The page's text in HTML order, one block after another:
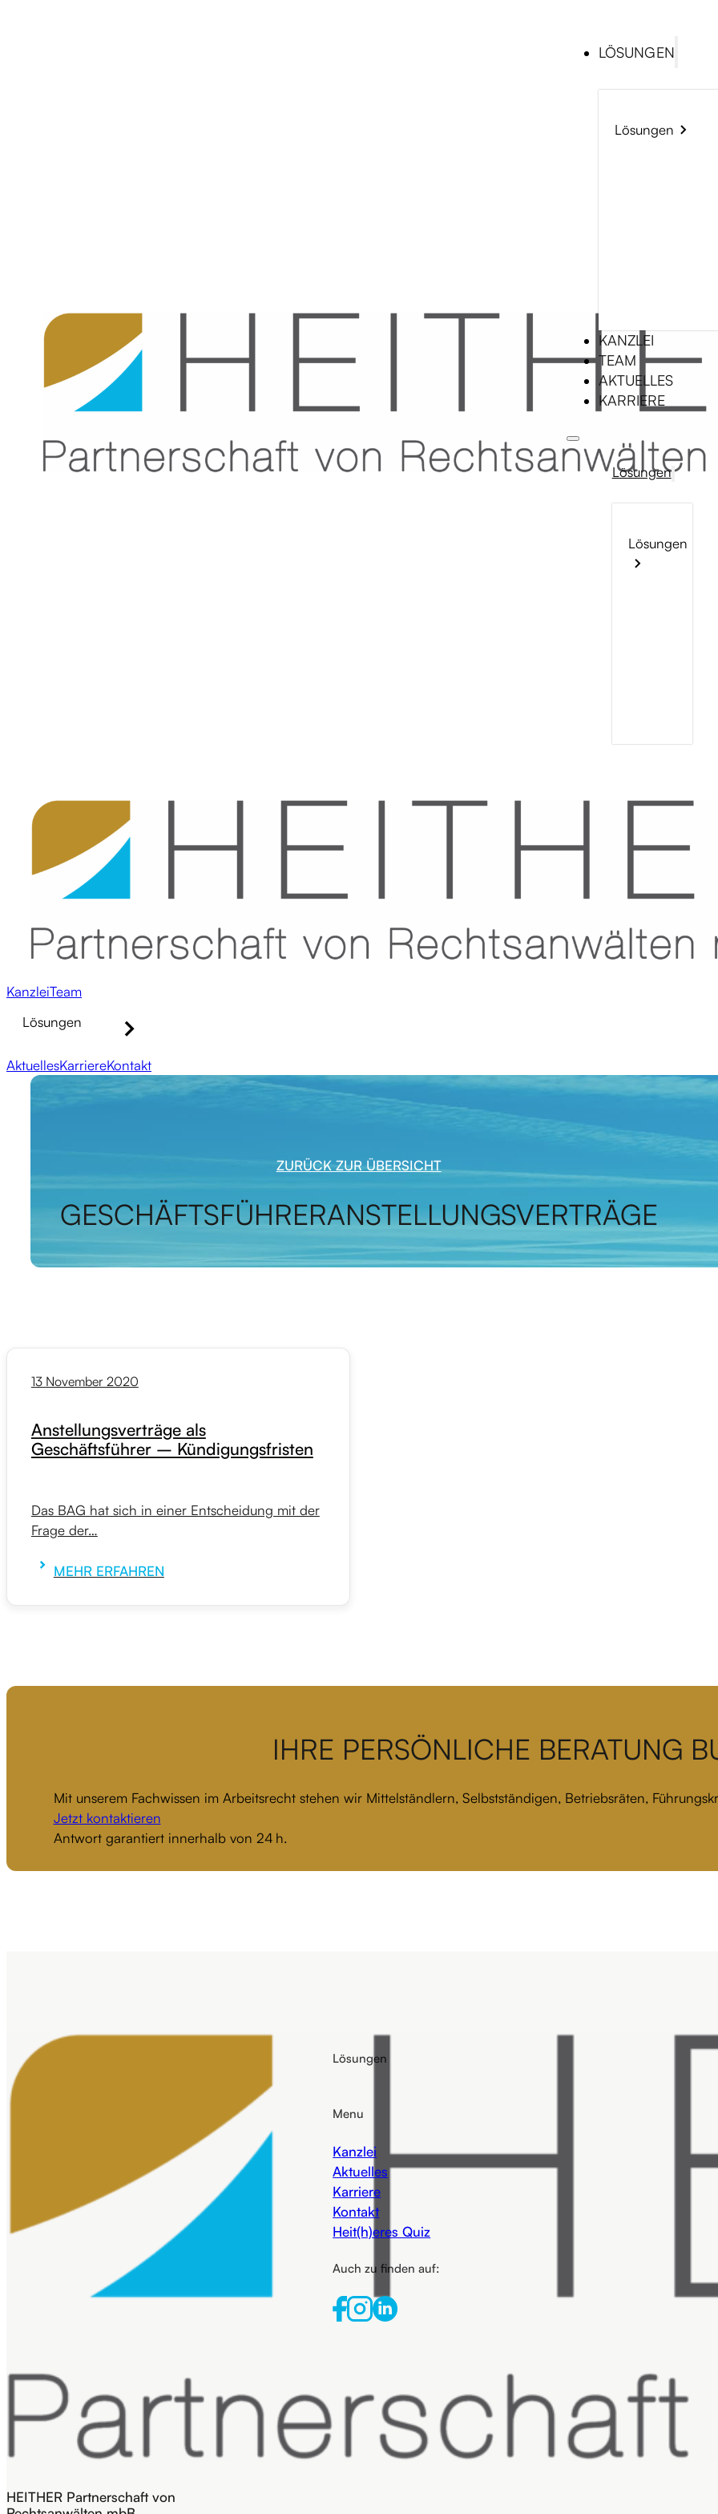
LÖSUNGEN
Lösungen
KANZLEI
TEAM
AKTUELLES
KARRIERE
Lösungen
Lösungen
KanzleiTeam
Lösungen
AktuellesKarriereKontakt
ZURÜCK ZUR ÜBERSICHT
GESCHÄFTSFÜHRERANSTELLUNGSVERTRÄGE
13 November 2020
Anstellungsverträge als
Geschäftsführer – Kündigungsfristen
Das BAG hat sich in einer Entscheidung mit der
Frage der…
MEHR ERFAHREN
IHRE PERSÖNLICHE BERATUNG
Mit unserem Fachwissen im Arbeitsrecht stehen wir Mittelständlern, Selbstständigen, Betriebsräten,
Jetzt kontaktieren
Antwort garantiert innerhalb von 24 h.
HEITHER Partnerschaft von
Lösungen
Menu
Kanzlei
Aktuelles
Karriere
Kontakt
Heit(h)eres Quiz
Auch zu finden auf: